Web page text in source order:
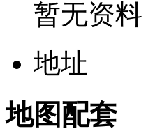
暂无资料
地址
地图配套